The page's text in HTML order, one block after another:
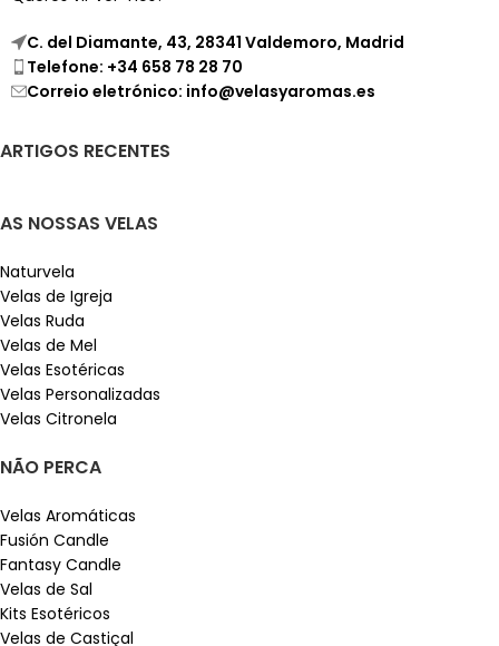
C. del Diamante, 43, 28341 Valdemoro, Madrid
Telefone: +34 658 78 28 70
Correio eletrónico: info@velasyaromas.es
ARTIGOS RECENTES
AS NOSSAS VELAS
Naturvela
Velas de Igreja
Velas Ruda
Velas de Mel
Velas Esotéricas
Velas Personalizadas
Velas Citronela
NÃO PERCA
Velas Aromáticas
Fusión Candle
Fantasy Candle
Velas de Sal
Kits Esotéricos
Velas de Castiçal